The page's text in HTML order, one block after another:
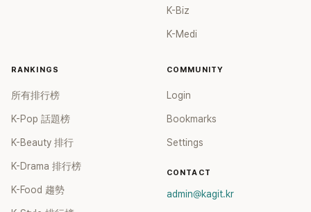
K-Biz
K-Medi
RANKINGS
所有排行榜
K-Pop 話題榜
K-Beauty 排行
K-Drama 排行榜
K-Food 趨勢
COMMUNITY
Login
Bookmarks
Settings
CONTACT
admin@kagit.kr